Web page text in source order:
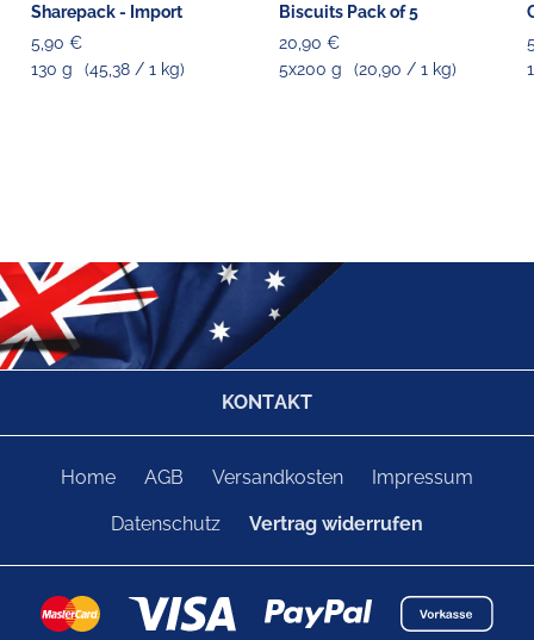
Sharepack - Import
5,90 €
130 g
(45,38 / 1 kg)
Biscuits Pack of 5
20,90 €
5x200 g
(20,90 / 1 kg)
KONTAKT
Home AGB Versandkosten Impressum
Datenschutz Vertrag widerrufen